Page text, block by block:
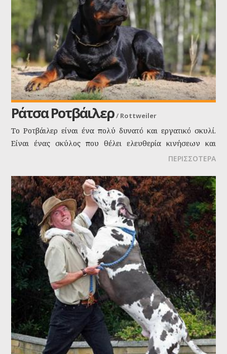
Ράτσα Ροτβάιλερ /Rottweiler
Το Ροτβάιλερ είναι ένα πολύ δυνατό και εργατικό σκυλί.
Είναι ένας σκύλος που θέλει ελευθερία κινήσεων και
πολλές αρμοδιότητες, αλλά και ένα δυναμικό αφεντικό για
ΠΕΡΙΣΣΟΤΕΡΑ